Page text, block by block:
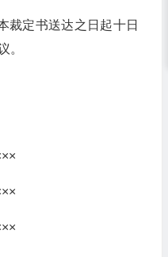
裁定书送达之日起十日
。